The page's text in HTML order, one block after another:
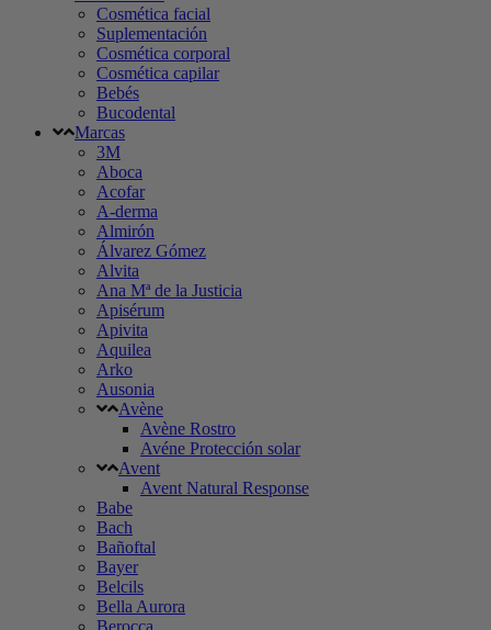
Cosmética facial
Suplementación
Cosmética corporal
Cosmética capilar
Bebés
Bucodental
Marcas
3M
Aboca
Acofar
A-derma
Almirón
Álvarez Gómez
Alvita
Ana Mª de la Justicia
Apisérum
Apivita
Aquilea
Arko
Ausonia
Avène
Avène Rostro
Avéne Protección solar
Avent
Avent Natural Response
Babe
Bach
Bañoftal
Bayer
Belcils
Bella Aurora